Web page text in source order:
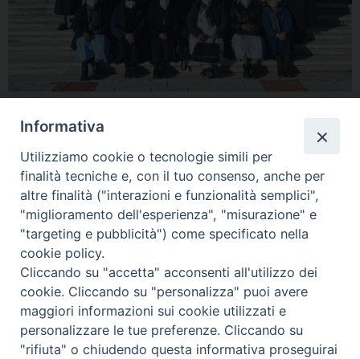
F
a
c
e
b
o
o
k
P
i
n
t
e
r
e
s
t
L
i
n
k
e
d
I
n
X
T
h
r
e
a
d
s
W
h
a
t
A
p
p
e
l
e
g
r
a
m
Vita spirituale e Liturgia
Un libro per coltivarsi: I
quattro amori di C.S. Lewis. Al
via gli incontri culturali alla
biblioteca diocesana
A Termoli la preghiera per la
pace: le storie di chi ha
affrontato la paura per
riaccendere la speranza
Informativa
Utilizziamo cookie o tecnologie simili per
finalità tecniche e, con il tuo consenso, anche per
altre finalità ("interazioni e funzionalità semplici",
"miglioramento dell'esperienza", "misurazione" e
"targeting e pubblicità") come specificato nella
cookie policy.
Cliccando su "accetta" acconsenti all'utilizzo dei
cookie. Cliccando su "personalizza" puoi avere
maggiori informazioni sui cookie utilizzati e
personalizzare le tue preferenze. Cliccando su
"rifiuta" o chiudendo questa informativa proseguirai